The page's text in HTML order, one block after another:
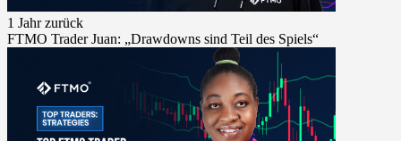
1 Jahr zurück
FTMO Trader Juan: „Drawdowns sind Teil des Spiels“